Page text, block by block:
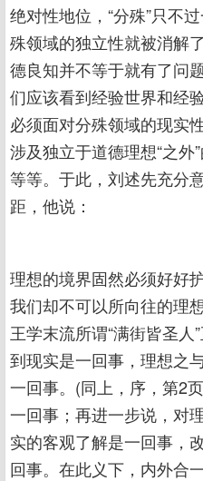
绝对性地位，“分殊”只不
殊领域的独立性就被消解
德良知并不等于就有了问
们应该看到经验世界和经
必须面对分殊领域的现实
涉及独立于道德理想“之外
等等。于此，刘述先充分
距，他说：
理想的境界固然必须好好
我们却不可以所向往的理
王学末流所谓“满街皆圣
到现实是一回事，理想之
一回事。(同上，序，第2
一回事；再进一步说，对
实的客观了解是一回事，
回事。在此义下，内外合